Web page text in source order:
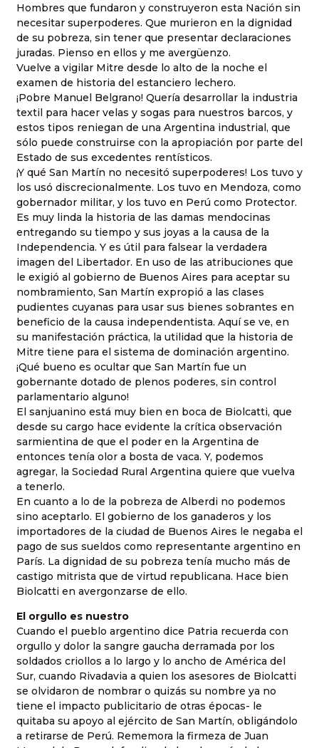
Hombres que fundaron y construyeron esta Nación sin
necesitar superpoderes. Que murieron en la dignidad
de su pobreza, sin tener que presentar declaraciones
juradas. Pienso en ellos y me avergüenzo.
Vuelve a vigilar Mitre desde lo alto de la noche el
examen de historia del estanciero lechero.
¡Pobre Manuel Belgrano! Quería desarrollar la industria
textil para hacer velas y sogas para nuestros barcos, y
estos tipos reniegan de una Argentina industrial, que
sólo puede construirse con la apropiación por parte del
Estado de sus excedentes rentísticos.
¡Y qué San Martín no necesitó superpoderes! Los tuvo y
los usó discrecionalmente. Los tuvo en Mendoza, como
gobernador militar, y los tuvo en Perú como Protector.
Es muy linda la historia de las damas mendocinas
entregando su tiempo y sus joyas a la causa de la
Independencia. Y es útil para falsear la verdadera
imagen del Libertador. En uso de las atribuciones que
le exigió al gobierno de Buenos Aires para aceptar su
nombramiento, San Martín expropió a las clases
pudientes cuyanas para usar sus bienes sobrantes en
beneficio de la causa independentista. Aquí se ve, en
su manifestación práctica, la utilidad que la historia de
Mitre tiene para el sistema de dominación argentino.
¡Qué bueno es ocultar que San Martín fue un
gobernante dotado de plenos poderes, sin control
parlamentario alguno!
El sanjuanino está muy bien en boca de Biolcatti, que
desde su cargo hace evidente la crítica observación
sarmientina de que el poder en la Argentina de
entonces tenía olor a bosta de vaca. Y, podemos
agregar, la Sociedad Rural Argentina quiere que vuelva
a tenerlo.
En cuanto a lo de la pobreza de Alberdi no podemos
sino aceptarlo. El gobierno de los ganaderos y los
importadores de la ciudad de Buenos Aires le negaba el
pago de sus sueldos como representante argentino en
París. La dignidad de su pobreza tenía mucho más de
castigo mitrista que de virtud republicana. Hace bien
Biolcatti en avergonzarse de ello.
El orgullo es nuestro
Cuando el pueblo argentino dice Patria recuerda con
orgullo y dolor la sangre gaucha derramada por los
soldados criollos a lo largo y lo ancho de América del
Sur, cuando Rivadavia a quien los asesores de Biolcatti
se olvidaron de nombrar o quizás su nombre ya no
tiene el impacto publicitario de otras épocas- le
quitaba su apoyo al ejército de San Martín, obligándolo
a retirarse de Perú. Rememora la firmeza de Juan